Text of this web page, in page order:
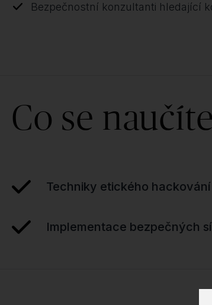
Bezpečnostní konzultanti hledající
Co se naučíte
Techniky etického hackování
Implementace bezpečných